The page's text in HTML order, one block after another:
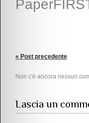
« Post precedente
Non c'è ancora nessun
Lascia un